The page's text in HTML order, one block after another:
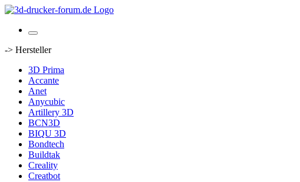
-> Hersteller
3D Prima
Accante
Anet
Anycubic
Artillery 3D
BCN3D
BIQU 3D
Bondtech
Buildtak
Creality
Creatbot